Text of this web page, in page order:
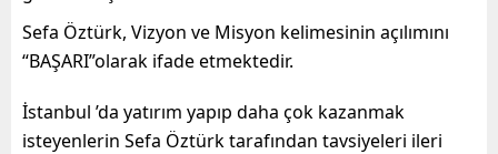
Sefa Öztürk, Vizyon ve Misyon kelimesinin açılımını
“BAŞARI”olarak ifade etmektedir.
İstanbul ’da yatırım yapıp daha çok kazanmak
isteyenlerin Sefa Öztürk tarafından tavsiyeleri ileri